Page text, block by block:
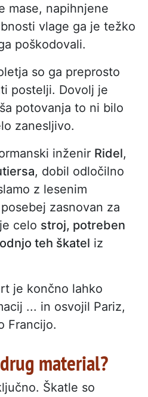
mase, napihnjene
vlage ga je težko
poškodovali.
so ga preprosto
postelji. Dovolj je
potovanja to ni bilo
zanesljivo.
inženir Ridel,
, dobil odločilno
z lesenim
zasnovan za
celo stroj, potreben
teh škatel iz
je končno lahko
... in osvojil Pariz,
Francijo.
material?
Škatle so